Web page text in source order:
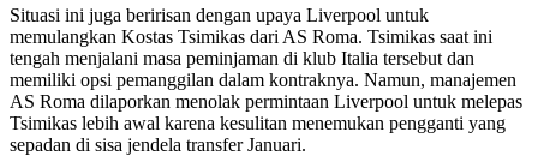
Situasi ini juga beririsan dengan upaya Liverpool untuk
memulangkan Kostas Tsimikas dari AS Roma. Tsimikas saat ini
tengah menjalani masa peminjaman di klub Italia tersebut dan
memiliki opsi pemanggilan dalam kontraknya. Namun, manajemen
AS Roma dilaporkan menolak permintaan Liverpool untuk melepas
Tsimikas lebih awal karena kesulitan menemukan pengganti yang
sepadan di sisa jendela transfer Januari.